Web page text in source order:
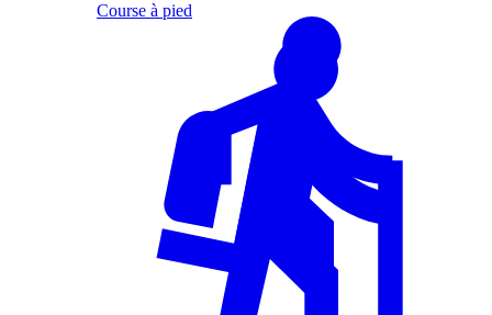
Course à pied